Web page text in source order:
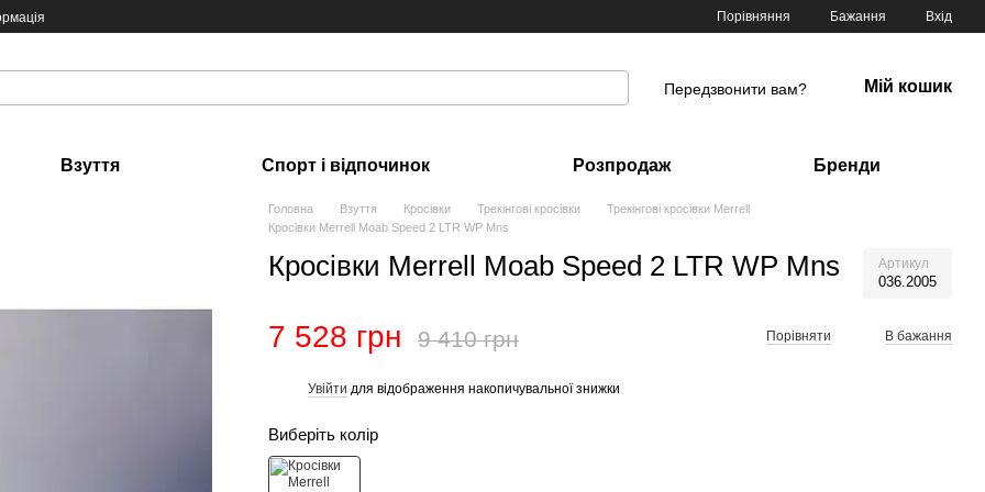
Порівняння Бажання Вхід
Передзвонити вам? Мій кошик
Взуття Спорт і відпочинок Розпродаж Бренди
Головна Взуття Кросівки Трекінгові кросівки
Трекінгові кросівки Merrell
Кросівки Merrell Moab Speed 2 LTR WP Mns
Кросівки Merrell Moab Speed 2 LTR WP Mns Артикул
036.2005
7 528 грн 9 410 грн Порівняти В бажання
Увійти для відображення накопичувальної знижки
Виберіть колір